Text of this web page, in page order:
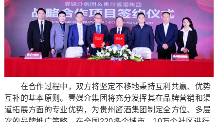
在合作过程中，双方将坚定不移地秉持互利共赢、优势
互补的基本原则。壹媒介集团将充分发挥其在品牌营销和渠
道拓展方面的专业优势，为贵州酱酒集团制定全方位、多层